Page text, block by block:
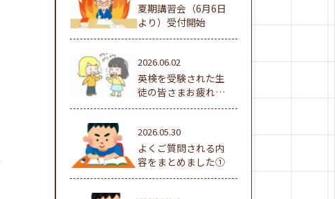
夏期講習会（6月6日
より）受付開始
2026.06.02
英検を受験された生
徒の皆さまお疲れ様
でした！
2026.05.30
よくご質問される内
容をまとめました①